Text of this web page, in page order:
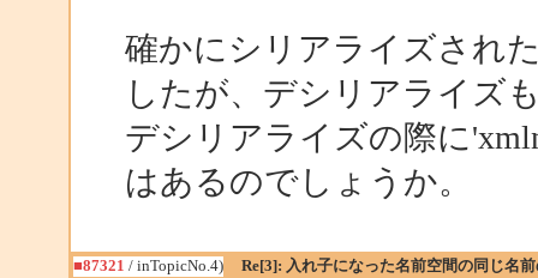
確かにシリアライズされ
したが、デシリアライズ
デシリアライズの際に
はあるのでしょうか。
■87321 / inTopicNo.4) Re[3]: 入れ子になった名前空間の同じ名